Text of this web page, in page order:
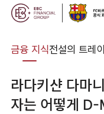
금융 지식전설의 트레
라다키샨 다마
자는 어떻게